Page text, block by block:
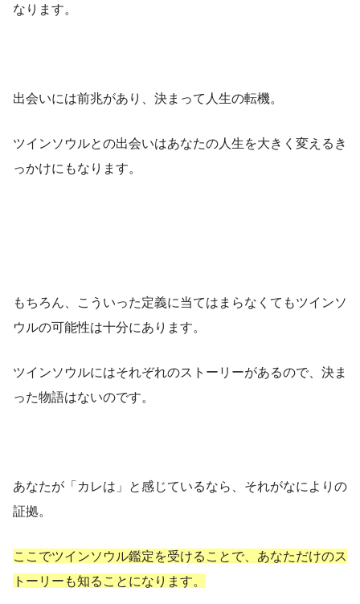
なります。
出会いには前兆があり、決まって人生の転機。
ツインソウルとの出会いはあなたの人生を大きく変えるき
っかけにもなります。
もちろん、こういった定義に当てはまらなくてもツインソ
ウルの可能性は十分にあります。
ツインソウルにはそれぞれのストーリーがあるので、決ま
った物語はないのです。
あなたが「カレは」と感じているなら、それがなによりの
証拠。
ここでツインソウル鑑定を受けることで、あなただけのス
トーリーも知ることになります。